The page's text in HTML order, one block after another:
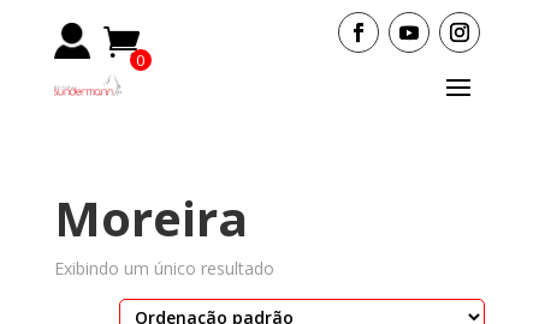
0
Moreira
Exibindo um único resultado